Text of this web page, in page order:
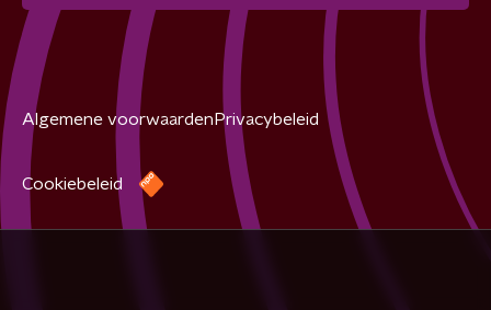
Algemene voorwaarden Privacybeleid
Cookiebeleid